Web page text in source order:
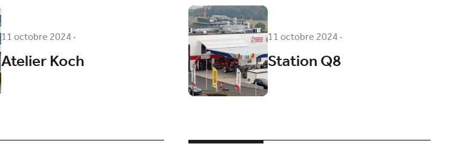
11 octobre 2024·
Atelier Koch
11 octobre 2024·
Station Q8